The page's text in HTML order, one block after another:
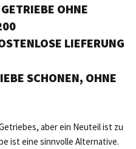
OHNE
LIEFERUNG
SCHONEN, OHNE
aber ein Neuteil ist zu
ist eine sinnvolle Alternative.